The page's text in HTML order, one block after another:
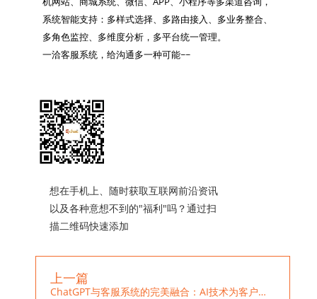
系统智能支持：多样式选择、多路由接入、多业务整合、
多角色监控、多维度分析，多平台统一管理。
一洽客服系统，给沟通多一种可能~~
想在手机上、随时获取互联网前沿资讯
以及各种意想不到的"福利"吗？通过扫
描二维码快速添加
上一篇
ChatGPT与客服系统的完美融合：AI技术为客户提供更优质的服务